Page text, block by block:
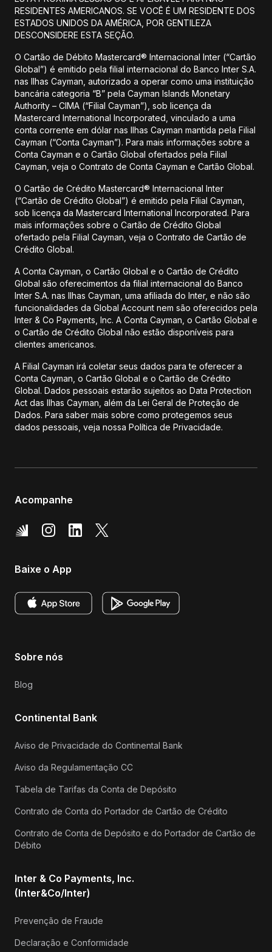
RESIDENTES AMERICANOS. SE VOCÊ É UM RESIDENTE DOS
ESTADOS UNIDOS DA AMÉRICA, POR GENTILEZA
DESCONSIDERE ESTA SEÇÃO.
O Cartão de Débito Mastercard® Internacional Inter (“Cartão
Global”) é emitido pela filial internacional do Banco Inter S.A.
nas Ilhas Cayman, autorizado a operar como uma instituição
bancária categoria “B” pela Cayman Islands Monetary
Authority – CIMA (“Filial Cayman”), sob licença da
Mastercard International Incorporated, vinculado a uma
conta corrente em dólar nas Ilhas Cayman mantida pela Filial
Cayman (“Conta Cayman”). Para mais informações sobre a
Conta Cayman e o Cartão Global ofertados pela Filial
Cayman, veja o Contrato de Conta Cayman e Cartão Global.
O Cartão de Crédito Mastercard® Internacional Inter
(“Cartão de Crédito Global”) é emitido pela Filial Cayman,
sob licença da Mastercard International Incorporated. Para
mais informações sobre o Cartão de Crédito Global
ofertado pela Filial Cayman, veja o Contrato de Cartão de
Crédito Global.
A Conta Cayman, o Cartão Global e o Cartão de Crédito
Global são oferecimentos da filial internacional do Banco
Inter S.A. nas Ilhas Cayman, uma afiliada do Inter, e não são
funcionalidades da Global Account nem são oferecidos pela
Inter & Co Payments, Inc. A Conta Cayman, o Cartão Global e
o Cartão de Crédito Global não estão disponíveis para
clientes americanos.
A Filial Cayman irá coletar seus dados para te oferecer a
Conta Cayman, o Cartão Global e o Cartão de Crédito
Global. Dados pessoais estarão sujeitos ao Data Protection
Act das Ilhas Cayman, além da Lei Geral de Proteção de
Dados. Para saber mais sobre como protegemos seus
dados pessoais, veja nossa Política de Privacidade.
Acompanhe
Baixe o App
Sobre nós
Blog
Continental Bank
Aviso de Privacidade do Continental Bank
Aviso da Regulamentação CC
Tabela de Tarifas da Conta de Depósito
Contrato de Conta do Portador de Cartão de Crédito
Contrato de Conta de Depósito e do Portador de Cartão de
Débito
Inter & Co Payments, Inc.
(Inter&Co/Inter)
Prevenção de Fraude
Declaração e Conformidade